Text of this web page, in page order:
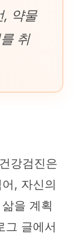
, 약물
취
강검진은
, 자신의
을 계획
그 글에서